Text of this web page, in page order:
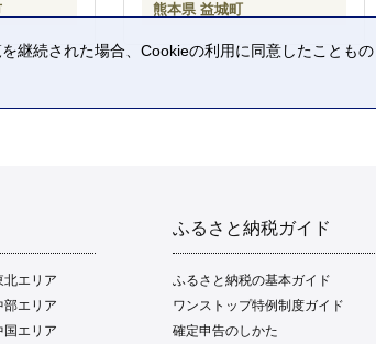
熊本県 益城町
北エリア
部エリア
国エリア
ふるさと納税ガイド
ふるさと納税の基本ガイド
ワンストップ特例制度ガイド
確定申告のしかた
続された場合、Cookieの利用に同意したこともの